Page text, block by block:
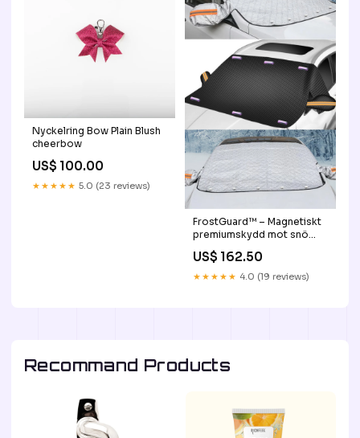
Nyckelring Bow Plain Blush
cheerbow
US$ 100.00
★★★★★ 5.0 (23 reviews)
FrostGuard™ – Magnetiskt
premiumskydd mot snö
och is Färg:Svart
US$ 162.50
★★★★★ 4.0 (19 reviews)
Recommand Products